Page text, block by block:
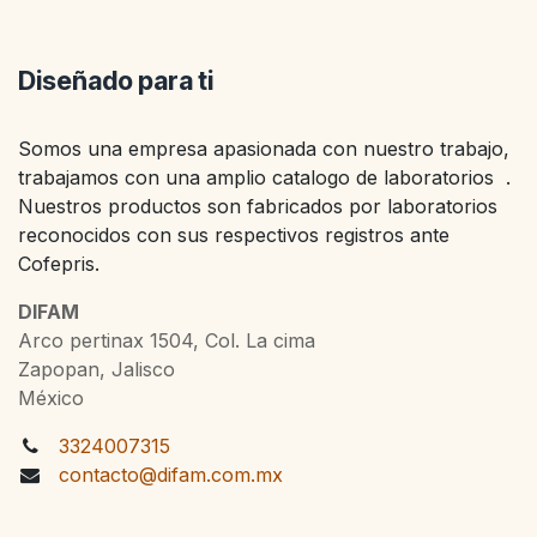
Diseñado para ti
Somos una empresa apasionada con nuestro trabajo,
trabajamos con una amplio catalogo de laboratorios .
Nuestros productos son fabricados por laboratorios
reconocidos con sus respectivos registros ante
Cofepris.
DIFAM
Arco pertinax 1504, Col. La cima
Zapopan, Jalisco
México
3324007315
contacto@difam.com.mx